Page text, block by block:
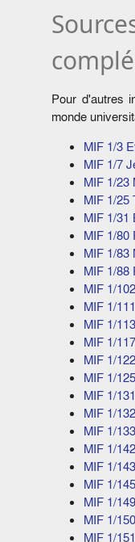
Pour d'autres
monde
MIF 1/3
MIF 1/7
MIF 1/23
MIF 1/25
MIF 1/31
MIF 1/80
MIF 1/83
MIF 1/88
MIF 1/
MIF 1/
MIF 1/
MIF 1/
MIF 1/
MIF 1/
MIF 1/
MIF 1/
MIF 1/
MIF 1/
MIF 1/
MIF 1/
MIF 1/
MIF 1/
MIF 1/